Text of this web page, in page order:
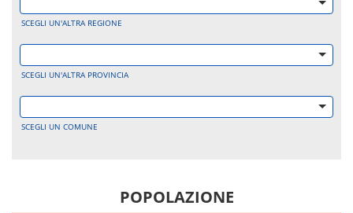
SCEGLI UN'ALTRA REGIONE
SCEGLI UN'ALTRA PROVINCIA
SCEGLI UN COMUNE
POPOLAZIONE